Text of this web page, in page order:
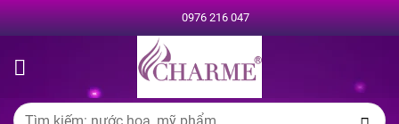
Chuyển
đến
dung
0976 216 047
Tìm